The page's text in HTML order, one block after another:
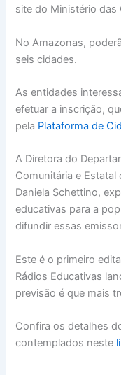
site do Ministério das
No Amazonas,
seis cidades.
As entidades
efetuar a inscrição,
pela Plataforma de
A Diretora do
Comunitária e
Daniela Schettino,
educativas para a
difundir essas
Este é o primeiro
Rádios Educativas
previsão é que mais
Confira os detalhes
contemplados neste